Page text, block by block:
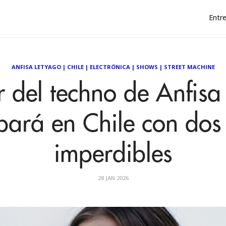
ANFISA LETYAGO| CHILE| ELECTRÓNICA| SHOWS | STREET MACHINE
del techno de Anfisa
en Chile con dos
imperdibles
28 JAN 2026